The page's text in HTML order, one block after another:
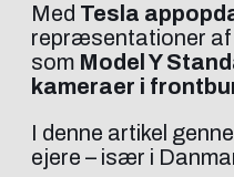
Med Tesla
repræsentationer af
som Model Y
kameraer i
I denne artikel
ejere – især i